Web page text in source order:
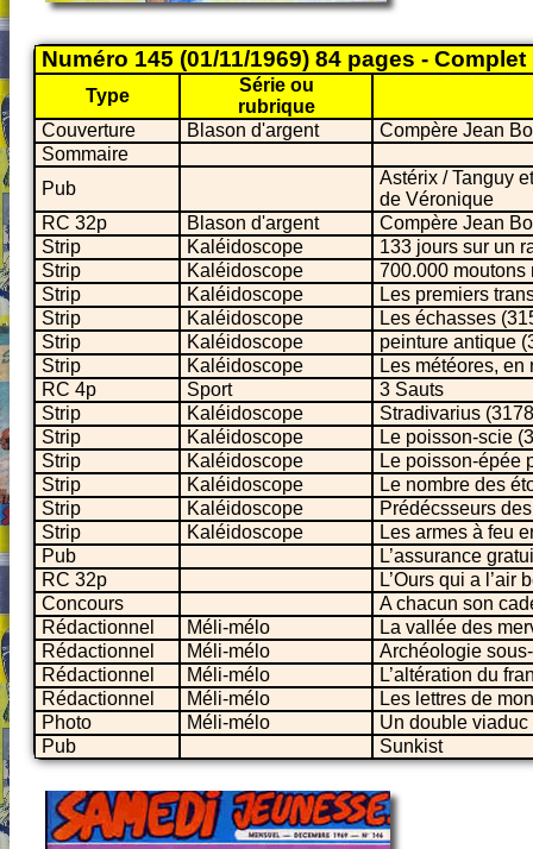
Numéro 145 (01/11/1969) 84 pages - Complet
Type
Série ou
rubrique
Couverture
Blason d'argent
Compère Jean
Sommaire
Pub
Astérix / Tanguy
de Véronique
RC 32p
Blason d'argent
Compère Jean
Strip
Kaléidoscope
133 jours sur un
Strip
Kaléidoscope
700.000 moutons
Strip
Kaléidoscope
Les premiers
Strip
Kaléidoscope
Les échasses
Strip
Kaléidoscope
peinture antique
Strip
Kaléidoscope
Les météores,
RC 4p
Sport
3 Sauts
Strip
Kaléidoscope
Stradivarius
Strip
Kaléidoscope
Le poisson-scie
Strip
Kaléidoscope
Le poisson-épée
Strip
Kaléidoscope
Le nombre des
Strip
Kaléidoscope
Prédécsseurs
Strip
Kaléidoscope
Les armes à feu
Pub
L’assurance
RC 32p
L’Ours qui a l’air
Concours
A chacun son
Rédactionnel
Méli-mélo
La vallée des
Rédactionnel
Méli-mélo
Archéologie
Rédactionnel
Méli-mélo
L’altération du
Rédactionnel
Méli-mélo
Les lettres de
Photo
Méli-mélo
Un double
Pub
Sunkist